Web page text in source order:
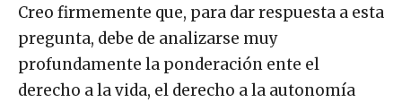
Creo firmemente que, para dar respuesta a esta
pregunta, debe de analizarse muy
profundamente la ponderación ente el
derecho a la vida, el derecho a la autonomía